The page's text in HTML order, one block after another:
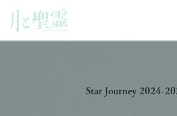
Star Journey 2024-